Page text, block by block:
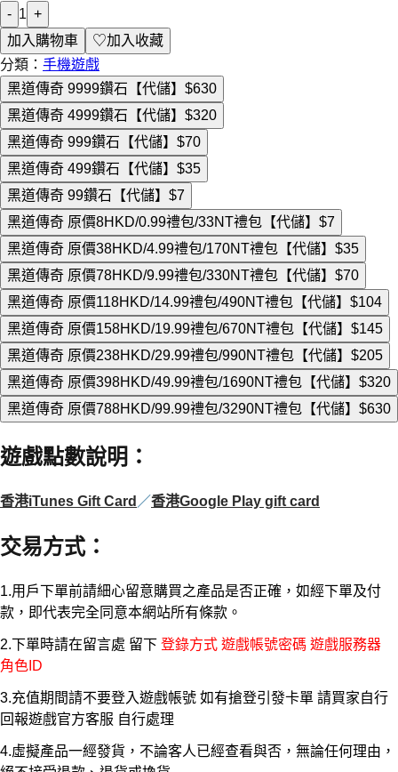
- 1 +
加入購物車
♡加入收藏
分類： 手機遊戲
黑道傳奇 9999鑽石【代儲】 $630
黑道傳奇 4999鑽石【代儲】 $320
黑道傳奇 999鑽石【代儲】 $70
黑道傳奇 499鑽石【代儲】 $35
黑道傳奇 99鑽石【代儲】 $7
黑道傳奇 原價8HKD/0.99禮包/33NT禮包【代儲】 $7
黑道傳奇 原價38HKD/4.99禮包/170NT禮包【代儲】 $35
黑道傳奇 原價78HKD/9.99禮包/330NT禮包【代儲】 $70
黑道傳奇 原價118HKD/14.99禮包/490NT禮包【代儲】 $104
黑道傳奇 原價158HKD/19.99禮包/670NT禮包【代儲】 $145
黑道傳奇 原價238HKD/29.99禮包/990NT禮包【代儲】 $205
黑道傳奇 原價398HKD/49.99禮包/1690NT禮包【代儲】 $320
黑道傳奇 原價788HKD/99.99禮包/3290NT禮包【代儲】 $630
遊戲點數說明 ：
香港iTunes Gift Card ／香港Google Play gift card
交易方式：
1.用戶下單前請細心留意購買之產品是否正確，如經下單及付
款，即代表完全同意本網站所有條款。
2.下單時請在留言處 留下 登錄方式 遊戲帳號密碼 遊戲服務器
角色ID
3.充值期間請不要登入遊戲帳號 如有搶登引發卡單 請買家自行
回報遊戲官方客服 自行處理
4.虛擬產品一經發貨，不論客人已經查看與否，無論任何理由，